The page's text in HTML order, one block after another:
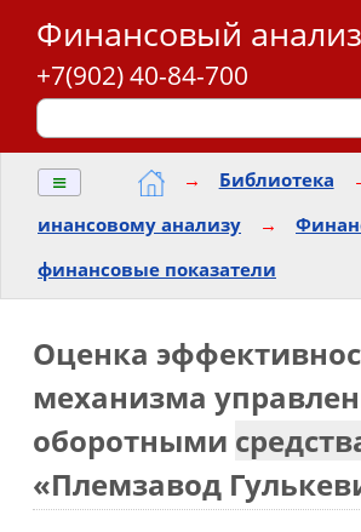
Финансовый анализ
+7(902) 40-84-700
≡ → Библиотека
инансовому анализу
→
финансовые показатели
Оценка
механизма
оборотными
«Племзавод